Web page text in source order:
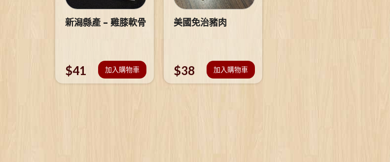
新潟縣產 – 雞膝軟骨
$41 加入購物車
美國免治豬肉
$38 加入購物車